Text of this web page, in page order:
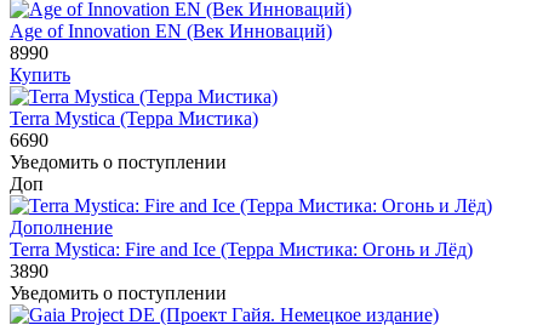
Age of Innovation EN (Век Инноваций)
8990
Купить
Terra Mystica (Терра Мистика)
6690
Уведомить о поступлении
Доп
Дополнение
Terra Mystica: Fire and Ice (Терра Мистика: Огонь и Лёд)
3890
Уведомить о поступлении